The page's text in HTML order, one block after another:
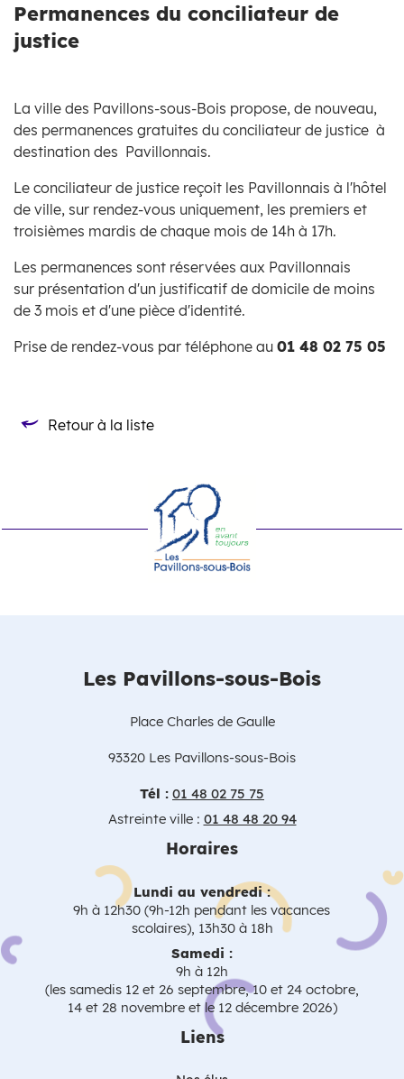
Permanences du conciliateur de
justice
La ville des Pavillons-sous-Bois propose, de nouveau,
des permanences gratuites du conciliateur de justice à
destination des Pavillonnais.
Le conciliateur de justice reçoit les Pavillonnais à l'hôtel
de ville, sur rendez-vous uniquement, les premiers et
troisièmes mardis de chaque mois de 14h à 17h.
Les permanences sont réservées aux Pavillonnais
sur présentation d'un justificatif de domicile de moins
de 3 mois et d'une pièce d'identité.
Prise de rendez-vous par téléphone au 01 48 02 75 05
Retour à la liste
Retour à la liste
Les Pavillons-sous-Bois
Place Charles de Gaulle
93320 Les Pavillons-sous-Bois
Tél : 01 48 02 75 75
Astreinte ville : 01 48 48 20 94
Horaires
Lundi au vendredi :
9h à 12h30 (9h-12h pendant les vacances
scolaires), 13h30 à 18h
Samedi :
9h à 12h
(les samedis 12 et 26 septembre, 10 et 24 octobre,
14 et 28 novembre et le 12 décembre 2026)
Liens